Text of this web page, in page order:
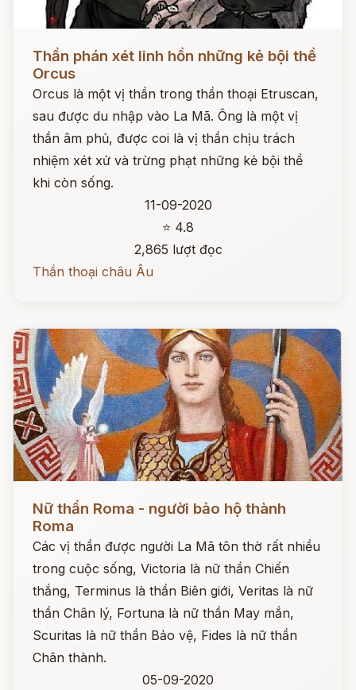
Đọc ngay
Thần phán xét linh hồn những kẻ bội thề
Orcus
Orcus là một vị thần trong thần thoại Etruscan,
sau được du nhập vào La Mã. Ông là một vị
thần âm phủ, được coi là vị thần chịu trách
nhiệm xét xử và trừng phạt những kẻ bội thề
khi còn sống.
11-09-2020
⭐ 4.8
2,865 lượt đọc
Thần thoại châu Âu
Nữ thần Roma - người bảo hộ thành
Roma
Các vị thần được người La Mã tôn thờ rất nhiều
trong cuộc sống, Victoria là nữ thần Chiến
thắng, Terminus là thần Biên giới, Veritas là nữ
thần Chân lý, Fortuna là nữ thần May mắn,
Scuritas là nữ thần Bảo vệ, Fides là nữ thần
Chân thành.
05-09-2020